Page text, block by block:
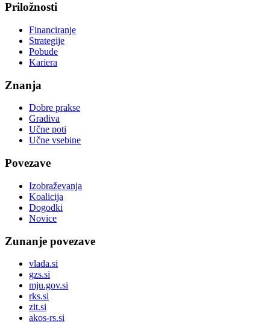
Priložnosti
Financiranje
Strategije
Pobude
Kariera
Znanja
Dobre prakse
Gradiva
Učne poti
Učne vsebine
Povezave
Izobraževanja
Koalicija
Dogodki
Novice
Zunanje povezave
vlada.si
gzs.si
mju.gov.si
rks.si
zit.si
akos-rs.si